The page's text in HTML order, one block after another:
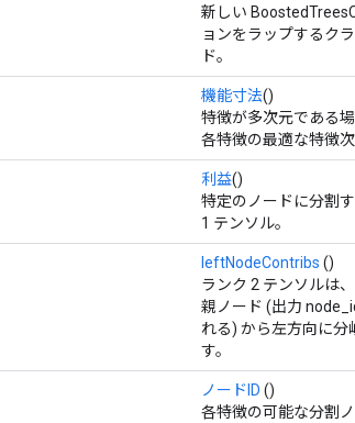
新しい
ョンをラップするク
ド。
機能寸法()
特徴が多次元である
各特徴の最適な特徴
利益()
特定のノードに分割
1 テンソル。
leftNodeContribs ()
ランク 2 テンソルは
親ノード (出力
れる) から左方向に分
す。
ノードID ()
各特徴の可能な分割